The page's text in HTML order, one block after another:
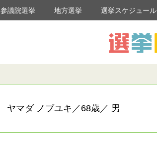
参議院選挙 地方選挙 選挙スケジュール
ヤマダ ノブユキ／68歳／ 男